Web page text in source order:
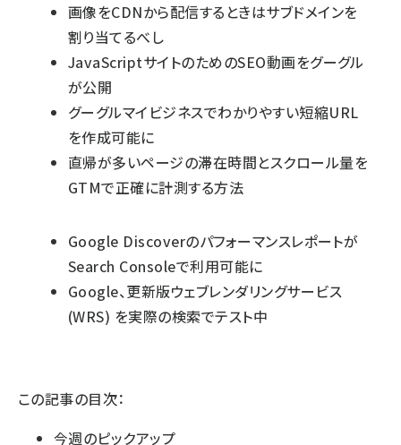
画像をCDNから配信するときはサブドメインを
割り当てるべし
JavaScriptサイトのためのSEO動画をグーグル
が公開
グーグルマイビジネスでわかりやすい短縮URL
を作成可能に
直帰が多いページの滞在時間とスクロール量を
GTMで正確に計測する方法
Google Discoverのパフォーマンスレポートが
Search Consoleで利用可能に
Google、更新版ウェブレンダリングサービス
(WRS) を実際の検索でテスト中
この記事の目次：
今週のピックアップ